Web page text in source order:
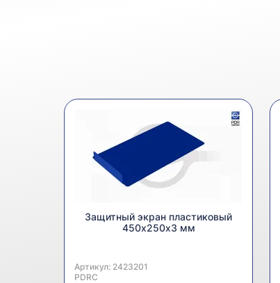
Защитный экран пластиковый
450х250х3 мм
Артикул: 2423201
Производитель:
PDRC